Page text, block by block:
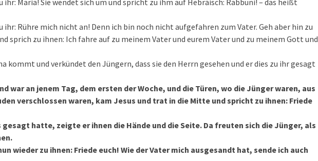
ihr: Maria! Sie wendet sich um und spricht zu ihm auf Hebräisch: Rabbuni! – das heißt
ihr: Rühre mich nicht an! Denn ich bin noch nicht aufgefahren zum Vater. Geh aber hin zu
sprich zu ihnen: Ich fahre auf zu meinem Vater und eurem Vater und zu meinem Gott und
kommt und verkündet den Jüngern, dass sie den Herrn gesehen und er dies zu ihr gesagt
war an jenem Tag, dem ersten der Woche, und die Türen, wo die Jünger waren, aus
verschlossen waren, kam Jesus und trat in die Mitte und spricht zu ihnen: Friede
gesagt hatte, zeigte er ihnen die Hände und die Seite. Da freuten sich die Jünger, als
wieder zu ihnen: Friede euch! Wie der Vater mich ausgesandt hat, sende ich auch